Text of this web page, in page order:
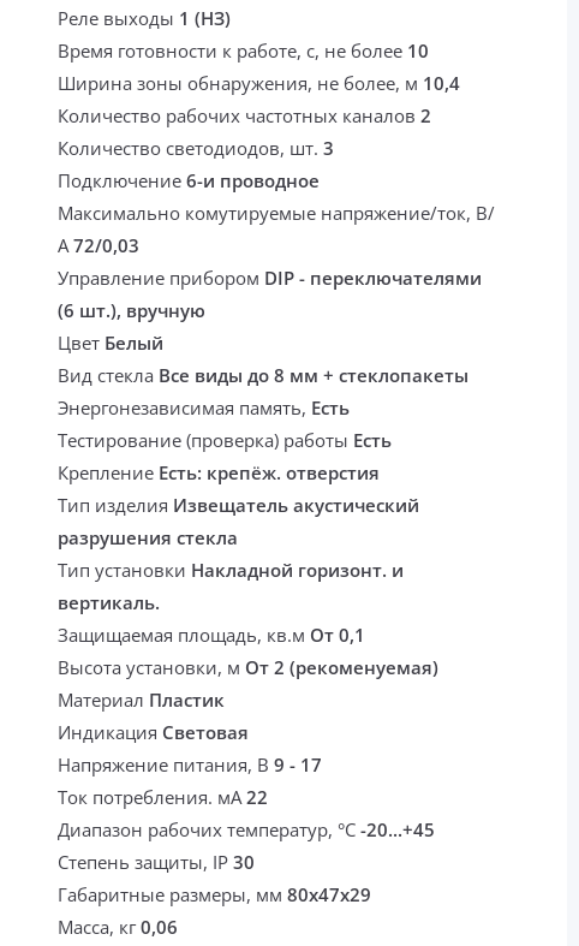
Реле выходы 1 (НЗ)
Время готовности к работе, с, не более 10
Ширина зоны обнаружения, не более, м 10,4
Количество рабочих частотных каналов2
Количество светодиодов, шт.3
Подключение6-и проводное
Максимально комутируемые напряжение/ток, В/
А72/0,03
Управление прибором DIP - переключателями
(6 шт.), вручную
Цвет Белый
Вид стекла Все виды до 8 мм + стеклопакеты
Энергонезависимая память, Есть
Тестирование (проверка) работы Есть
Крепление Есть: крепёж. отверстия
Тип изделия Извещатель акустический
разрушения стекла
Тип установки Накладной горизонт. и
вертикаль.
Защищаемая площадь, кв.м От 0,1
Высота установки, м От 2 (рекоменуемая)
Материал Пластик
Индикация Световая
Напряжение питания, В9 - 17
Ток потребления. мА22
Диапазон рабочих температур, °С-20...+45
Степень защиты, IP30
Габаритные размеры, мм80х47х29
Масса, кг0,06